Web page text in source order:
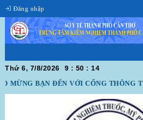
Đăng nhập
Thứ 6, 7/8/2026 9 : 50 : 14
MỪNG BẠN ĐẾN VỚI CỔNG THÔNG